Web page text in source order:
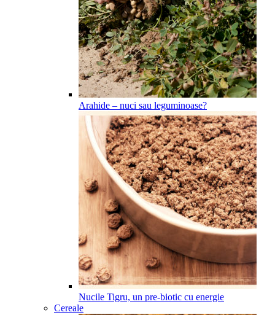
Arahide – nuci sau leguminoase?
Nucile Tigru, un pre-biotic cu energie
Cereale